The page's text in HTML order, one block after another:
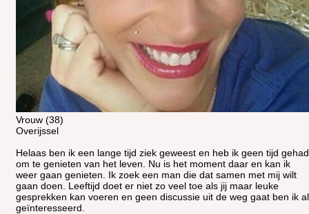
Vrouw (38)
Overijssel
Helaas ben ik een lange tijd ziek geweest en heb ik geen tijd gehad
om te genieten van het leven. Nu is het moment daar en kan ik
weer gaan genieten. Ik zoek een man die dat samen met mij wilt
gaan doen. Leeftijd doet er niet zo veel toe als jij maar leuke
gesprekken kan voeren en geen discussie uit de weg gaat ben ik al
geïnteresseerd.